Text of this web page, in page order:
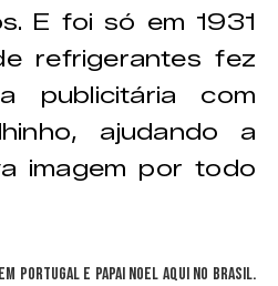
E foi só em 1931
refrigerantes fez
publicitária com
ajudando a
imagem por todo
Portugal e Papai Noel aqui no Brasil.